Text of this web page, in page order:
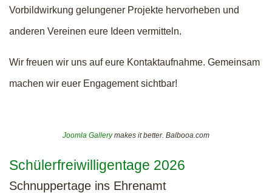
Vorbildwirkung gelungener Projekte hervorheben und
anderen Vereinen eure Ideen vermitteln.
Wir freuen wir uns auf eure Kontaktaufnahme. Gemeinsam
machen wir euer Engagement sichtbar!
Joomla Gallerymakes it better. Balbooa.com
Schülerfreiwilligentage 2026
Schnuppertage ins Ehrenamt